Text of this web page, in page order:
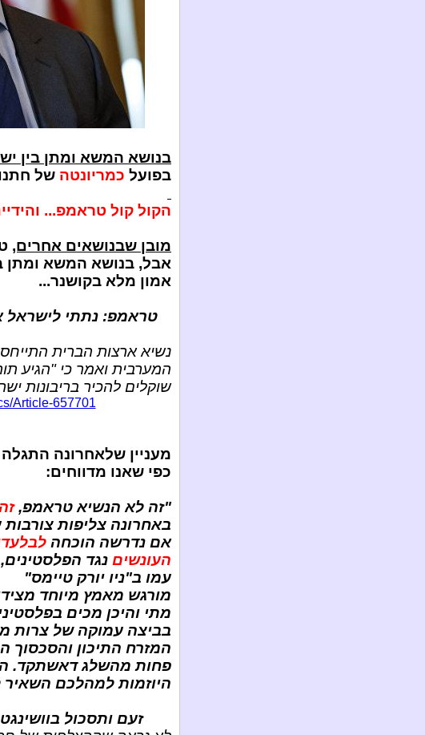
בנושא המשא ומתן בין
בפועל כמריונטה של
הקול קול טראמפ...
מובן שבנושאים אחרים,
אבל, בנושא המשא ומתן
אמון מלא בקושנר...
טראמפ: נתתי
נשיא ארצות הברית
המערבית ואמר כי "הגיע
שוקלים להכיר בריבונות
Article-657701
מעניין שלאחרונה התגלה
כפי שאנו מדווחים:
"זה לא הנשיא טראמפ,
באחרונה צליפות
אם נדרשה הוכחה
העונשים נגד
עמו ב"ניו יורק טיימס"
מורגש מאמץ מיוחד
מתי והיכן מכים
בביצה עמוקה של צרות
המזרח התיכון והסכסוך
פחות מהשלג דאשתקד.
היוזמות למהלכם השאיר
זעם ותסכול